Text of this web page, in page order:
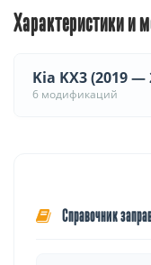
Характеристики и
Kia KX3 (2019 —
6 модификаций
Справочник